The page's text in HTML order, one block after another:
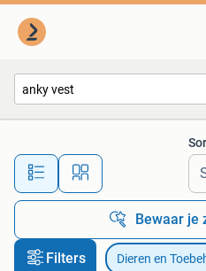
Alle
Bewaar je
Filters Dieren en